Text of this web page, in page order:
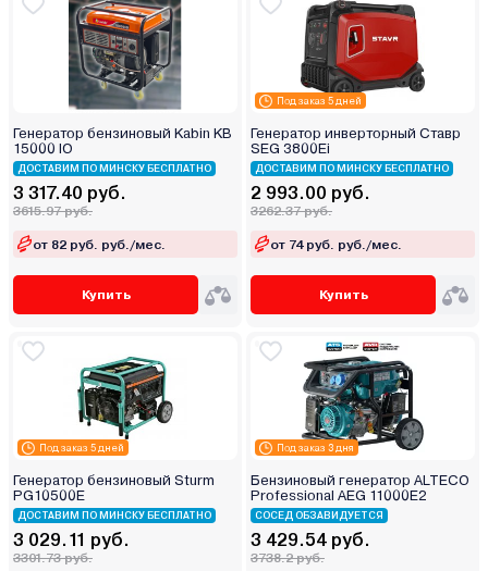
Генератор бензиновый Kabin KB
15000 IО
ДОСТАВИМ ПО МИНСКУ БЕСПЛАТНО
3 317.40 руб.
3615.97 руб.
от 82 руб. руб./мес.
Купить
Под заказ 5 дней
Генератор инверторный Ставр
SEG 3800Ei
ДОСТАВИМ ПО МИНСКУ БЕСПЛАТНО
2 993.00 руб.
3262.37 руб.
от 74 руб. руб./мес.
Купить
Под заказ 5 дней
Генератор бензиновый Sturm
PG10500E
ДОСТАВИМ ПО МИНСКУ БЕСПЛАТНО
3 029.11 руб.
3301.73 руб.
Под заказ 3 дня
Бензиновый генератор ALTECO
Professional AEG 11000E2
СОСЕД ОБЗАВИДУЕТСЯ
3 429.54 руб.
3738.2 руб.